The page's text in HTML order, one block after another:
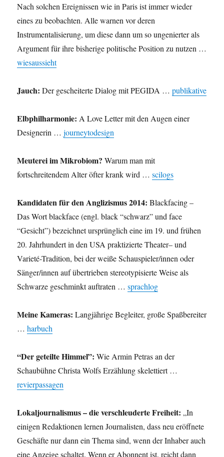
Nach solchen Ereignissen wie in Paris ist immer wieder
eines zu beobachten. Alle warnen vor deren
Instrumentalisierung, um diese dann um so ungenierter als
Argument für ihre bisherige politische Position zu nutzen …
wiesaussieht
Jauch: Der gescheiterte Dialog mit PEGIDA …publikative
Elbphilharmonie: A Love Letter mit den Augen einer
Designerin …journeytodesign
Meuterei im Mikrobiom? Warum man mit
fortschreitendem Alter öfter krank wird …scilogs
Kandidaten für den Anglizismus 2014: Blackfacing –
Das Wort blackface (engl. black “schwarz” und face
“Gesicht”) bezeichnet ursprünglich eine im 19. und frühen
20. Jahrhundert in den USA praktizierte Theater– und
Varieté-Tradition, bei der weiße Schauspieler/innen oder
Sänger/innen auf übertrieben stereotypisierte Weise als
Schwarze geschminkt auftraten …sprachlog
Meine Kameras: Langjährige Begleiter, große Spaßbereiter
…harbuch
“Der geteilte Himmel”: Wie Armin Petras an der
Schaubühne Christa Wolfs Erzählung skelettiert …
revierpassagen
Lokaljournalismus – die verschleuderte Freiheit: „In
einigen Redaktionen lernen Journalisten, dass neu eröffnete
Geschäfte nur dann ein Thema sind, wenn der Inhaber auch
eine Anzeige schaltet. Wenn er Abonnent ist, reicht dann